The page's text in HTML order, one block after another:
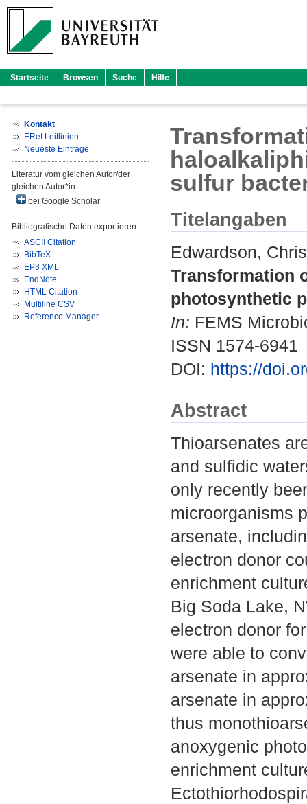
Startseite Browsen Suche Hilfe
Kontakt
ERef Leitlinien
Neueste Einträge
Literatur vom gleichen Autor/der
gleichen Autor*in
bei Google Scholar
Bibliografische Daten exportieren
ASCII Citation
BibTeX
EP3 XML
EndNote
HTML Citation
Multiline CSV
Reference Manager
sulfur
Titelangaben
Edwardson,
Transformation
photosynthetic
In: FEMS
ISSN 1574-6941
DOI: https://
Abstract
Thioarsenates
and sulfidic
only recently
microorganisms
arsenate,
electron donor
enrichment
Big Soda Lake,
electron donor
were able to
arsenate in
arsenate in
thus
anoxygenic
enrichment